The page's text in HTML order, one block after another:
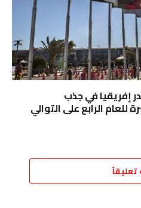
إفريقيا في جذب
للعام الرابع على التوالي
تعليقاً